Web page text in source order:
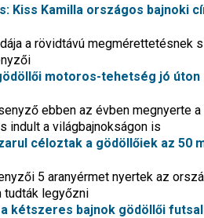
Kiss Kamilla országos bajnoki
a rövidtávú
motoros-tehetség jó
ebben az évben megnyerte
indult a világbajnokságon is
céloztak a gödöllőiek az 50
5 aranyérmet nyertek az
legyőzni
a kétszeres bajnok gödöllői